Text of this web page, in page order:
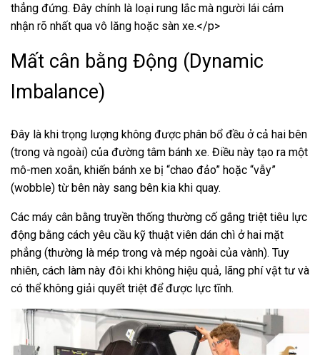
thẳng đứng. Đây chính là loại rung lắc mà người lái cảm
nhận rõ nhất qua vô lăng hoặc sàn xe.</p>
Mất cân bằng Động (Dynamic
Imbalance)
Đây là khi trọng lượng không được phân bổ đều ở cả hai bên
(trong và ngoài) của đường tâm bánh xe. Điều này tạo ra một
mô-men xoắn, khiến bánh xe bị “chao đảo” hoặc “vẫy”
(wobble) từ bên này sang bên kia khi quay.
Các máy cân bằng truyền thống thường cố gắng triệt tiêu lực
động bằng cách yêu cầu kỹ thuật viên dán chì ở hai mặt
phẳng (thường là mép trong và mép ngoài của vành). Tuy
nhiên, cách làm này đôi khi không hiệu quả, lãng phí vật tư và
có thể không giải quyết triệt để được lực tĩnh.